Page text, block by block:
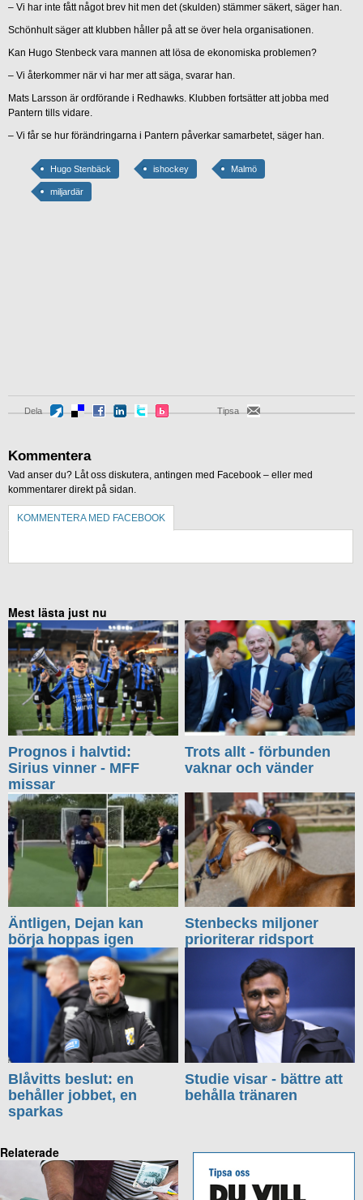
– Vi har inte fått något brev hit men det (skulden) stämmer säkert, säger han.
Schönhult säger att klubben håller på att se över hela organisationen.
Kan Hugo Stenbeck vara mannen att lösa de ekonomiska problemen?
– Vi återkommer när vi har mer att säga, svarar han.
Mats Larsson är ordförande i Redhawks. Klubben fortsätter att jobba med
Pantern tills vidare.
– Vi får se hur förändringarna i Pantern påverkar samarbetet, säger han.
Hugo Stenbäck ishockey Malmö
miljardär
Dela Tipsa
Kommentera
Vad anser du? Låt oss diskutera, antingen med Facebook – eller med
kommentarer direkt på sidan.
KOMMENTERA MED FACEBOOK
Mest lästa just nu
Prognos i halvtid:
Sirius vinner - MFF
missar
Trots allt - förbunden
vaknar och vänder
Äntligen, Dejan kan
börja hoppas igen
Stenbecks miljoner
prioriterar ridsport
Blåvitts beslut: en
behåller jobbet, en
sparkas
Studie visar - bättre att
behålla tränaren
Relaterade